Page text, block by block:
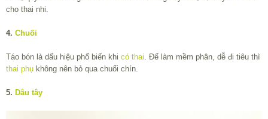
cho thai nhi.
4. Chuối
Táo bón là dấu hiệu phổ biến khi có thai . Để làm mềm phân, dễ đi tiêu thì
thai phụ không nên bỏ qua chuối chín.
5. Dâu tây